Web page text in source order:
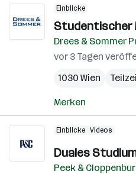
Einblicke
Studentischer
Drees & Sommer
vor 3 Tagen
1030 Wien
Merken
Einblicke Videos
Duales
Peek &